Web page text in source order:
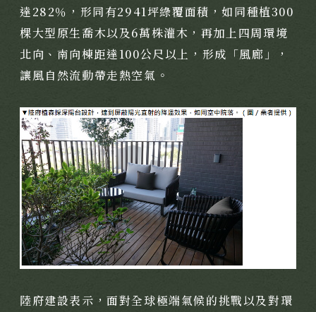
達282％，形同有2941坪綠覆面積，如同種植300
棵大型原生喬木以及6萬株灌木，再加上四周環境
北向、南向棟距達100公尺以上，形成「風廊」，
讓風自然流動帶走熱空氣。
陸府建設表示，面對全球極端氣候的挑戰以及對環